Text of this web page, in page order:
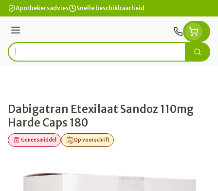
Ga naar de inhoud
Apothekersadvies Snelle beschikbaarheid
Menu
Product, merk, categorie... Zoek
Dabigatran Etexilaat Sandoz 110mg
Harde Caps 180
Op voorschrift
Geneesmiddel